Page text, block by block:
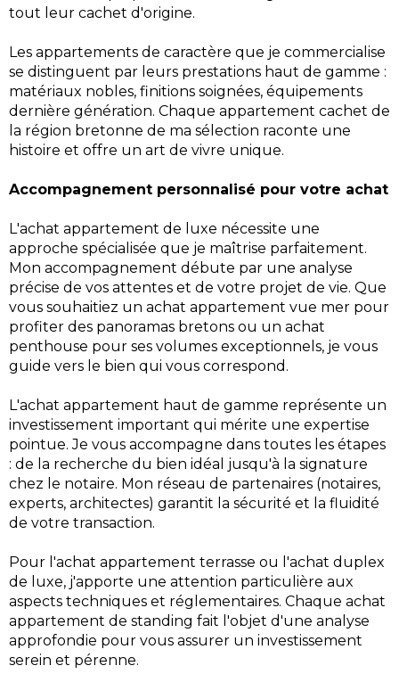
tout leur cachet d'origine.
Les appartements de caractère que je commercialise
se distinguent par leurs prestations haut de gamme :
matériaux nobles, finitions soignées, équipements
dernière génération. Chaque appartement cachet de
la région bretonne de ma sélection raconte une
histoire et offre un art de vivre unique.
Accompagnement personnalisé pour votre achat
L'achat appartement de luxe nécessite une
approche spécialisée que je maîtrise parfaitement.
Mon accompagnement débute par une analyse
précise de vos attentes et de votre projet de vie. Que
vous souhaitiez un achat appartement vue mer pour
profiter des panoramas bretons ou un achat
penthouse pour ses volumes exceptionnels, je vous
guide vers le bien qui vous correspond.
L'achat appartement haut de gamme représente un
investissement important qui mérite une expertise
pointue. Je vous accompagne dans toutes les étapes
: de la recherche du bien idéal jusqu'à la signature
chez le notaire. Mon réseau de partenaires (notaires,
experts, architectes) garantit la sécurité et la fluidité
de votre transaction.
Pour l'achat appartement terrasse ou l'achat duplex
de luxe, j'apporte une attention particulière aux
aspects techniques et réglementaires. Chaque achat
appartement de standing fait l'objet d'une analyse
approfondie pour vous assurer un investissement
serein et pérenne.